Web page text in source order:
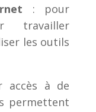
: pour
les outils
accès à de
permettent